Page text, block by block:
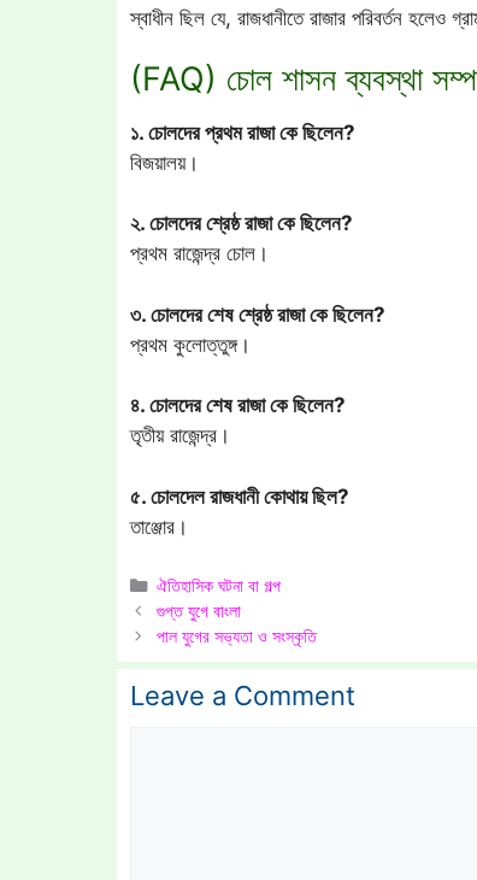
স্বাধীন ছিল যে, রাজধানীতে রাজার পরিবর্তন হলেও
(FAQ) চোল শাসন ব্যবস্থা
১. চোলদের প্রথম রাজা কে ছিলেন?
বিজয়ালয়।
২. চোলদের শ্রেষ্ঠ রাজা কে ছিলেন?
প্রথম রাজেন্দ্র চোল।
৩. চোলদের শেষ শ্রেষ্ঠ রাজা কে ছিলেন?
প্রথম কুলোত্তুঙ্গ।
৪. চোলদের শেষ রাজা কে ছিলেন?
তৃতীয় রাজেন্দ্র।
৫. চোলদেল রাজধানী কোথায় ছিল?
তাঞ্জোর।
Categories
ঐতিহাসিক ঘটনা বা গল্প
গুপ্ত যুগে বাংলা
পাল যুগের সভ্যতা ও সংস্কৃতি
Leave a Comment